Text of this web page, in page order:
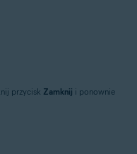
przycisk Zamknij i ponownie